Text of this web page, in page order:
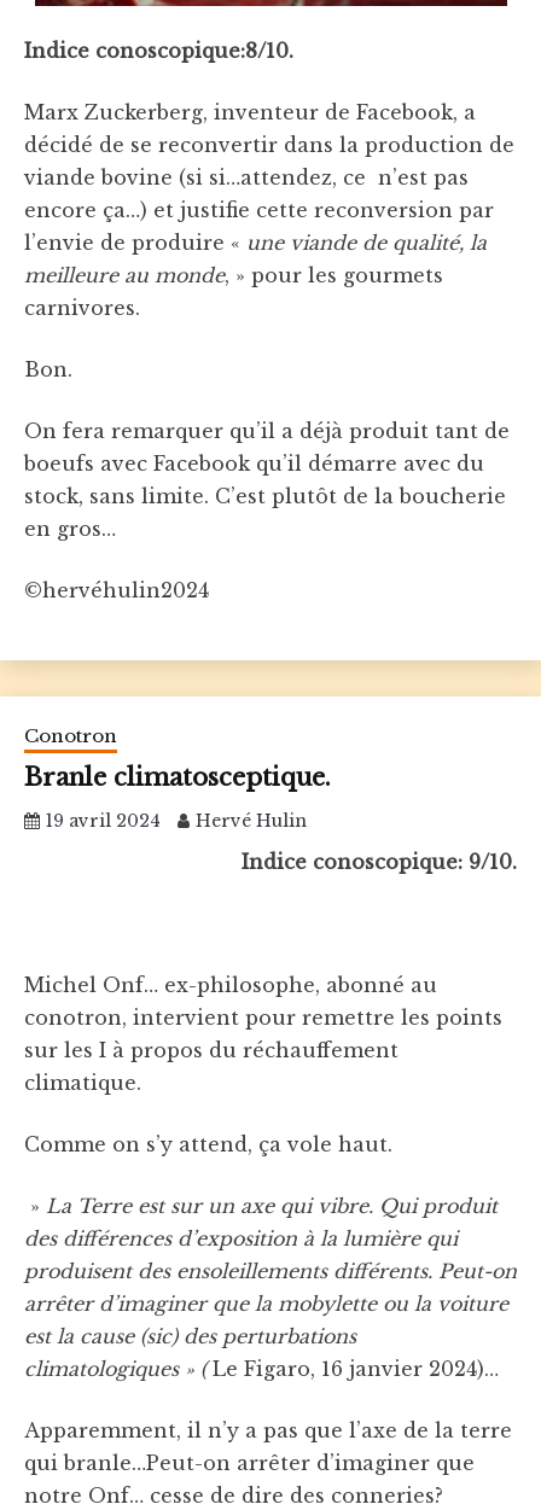
Indice conoscopique:8/10.
Marx Zuckerberg, inventeur de Facebook, a
décidé de se reconvertir dans la production de
viande bovine (si si…attendez, ce n’est pas
encore ça…) et justifie cette reconversion par
l’envie de produire « une viande de qualité, la
meilleure au monde, » pour les gourmets
carnivores.
Bon.
On fera remarquer qu’il a déjà produit tant de
boeufs avec Facebook qu’il démarre avec du
stock, sans limite. C’est plutôt de la boucherie
en gros…
©hervéhulin2024
Conotron
Branle climatosceptique.
19 avril 2024 Hervé Hulin
Indice conoscopique: 9/10.
Michel Onf… ex-philosophe, abonné au
conotron, intervient pour remettre les points
sur les I à propos du réchauffement
climatique.
Comme on s’y attend, ça vole haut.
» La Terre est sur un axe qui vibre. Qui produit
des différences d’exposition à la lumière qui
produisent des ensoleillements différents. Peut-on
arrêter d’imaginer que la mobylette ou la voiture
est la cause (sic) des perturbations
climatologiques » (Le Figaro, 16 janvier 2024)…
Apparemment, il n’y a pas que l’axe de la terre
qui branle…Peut-on arrêter d’imaginer que
notre Onf… cesse de dire des conneries?